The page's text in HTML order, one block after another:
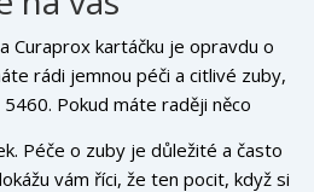
Curaprox kartáčku je opravdu o
rádi jemnou péči a citlivé zuby,
Pokud máte raději něco
budete spokojeni. Já jsem.
Péče o zuby je důležité a často
vám říci, že ten pocit, když si